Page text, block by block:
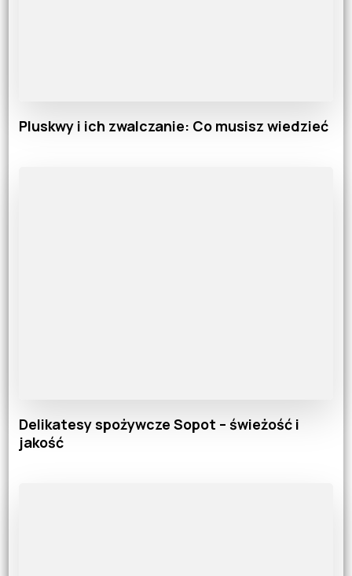
Pluskwy i ich zwalczanie: Co musisz wiedzieć
Delikatesy spożywcze Sopot – świeżość i
jakość